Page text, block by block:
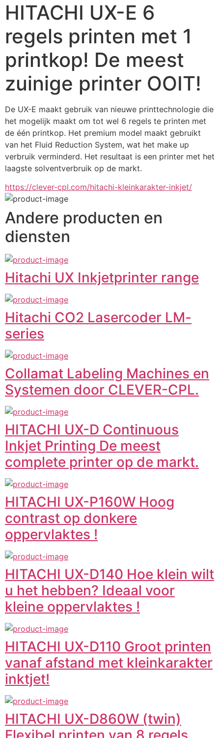
HITACHI UX-E 6
regels printen met 1
printkop! De meest
zuinige printer OOIT!
De UX-E maakt gebruik van nieuwe printtechnologie die
het mogelijk maakt om tot wel 6 regels te printen met
de één printkop. Het premium model maakt gebruikt
van het Fluid Reduction System, wat het make up
verbruik verminderd. Het resultaat is een printer met het
laagste solventverbruik op de markt.
https://clever-cpl.com/hitachi-kleinkarakter-inkjet/
Andere producten en
diensten
Hitachi UX Inkjetprinter range
Hitachi CO2 Lasercoder LM-
series
Collamat Labeling Machines en
Systemen door CLEVER-CPL.
HITACHI UX-D Continuous
Inkjet Printing De meest
complete printer op de markt.
HITACHI UX-P160W Hoog
contrast op donkere
oppervlaktes !
HITACHI UX-D140 Hoe klein wilt
u het hebben? Ideaal voor
kleine oppervlaktes !
HITACHI UX-D110 Groot printen
vanaf afstand met kleinkarakter
inktjet!
HITACHI UX-D860W (twin)